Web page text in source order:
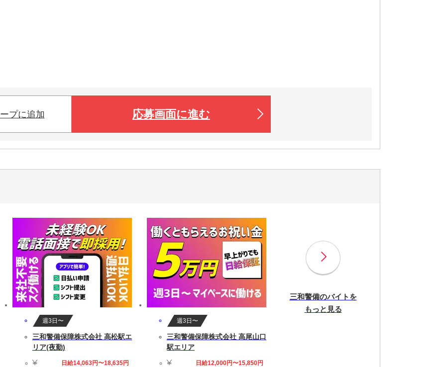
プに追加 応募画面に進む
週3日〜
三和警備保障株式会社 高松駅エ
リア(夜勤)
日給14,063円〜18,635円
週3日〜
三和警備保障株式会社 高尾山口
駅エリア
日給12,000円〜15,850円
三和警備のバイトを
もっと見る